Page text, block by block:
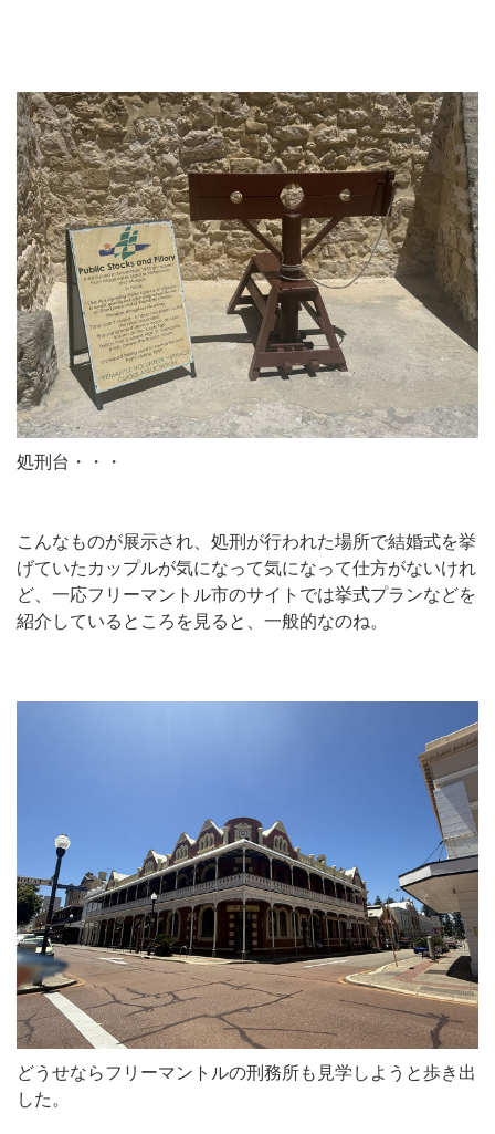
処刑台・・・
こんなものが展示され、処刑が行われた場所で結婚式を挙
げていたカップルが気になって気になって仕方がないけれ
ど、一応フリーマントル市のサイトでは挙式プランなどを
紹介しているところを見ると、一般的なのね。
どうせならフリーマントルの刑務所も見学しようと歩き出
した。